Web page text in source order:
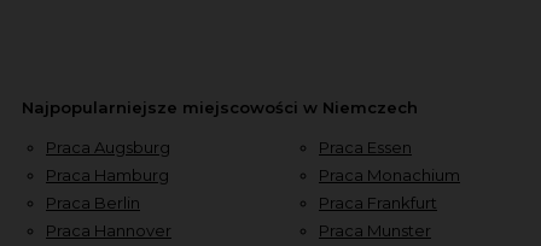
Najpopularniejsze miejscowości w Niemczech
Praca Augsburg
Praca Hamburg
Praca Berlin
Praca Hannover
Praca Essen
Praca Monachium
Praca Frankfurt
Praca Munster